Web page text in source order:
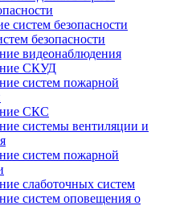
систем безопасности
безопасности
видеонаблюдения
СКУД
систем пожарной
СКС
системы вентиляции и
систем пожарной
слаботочных систем
систем оповещения о